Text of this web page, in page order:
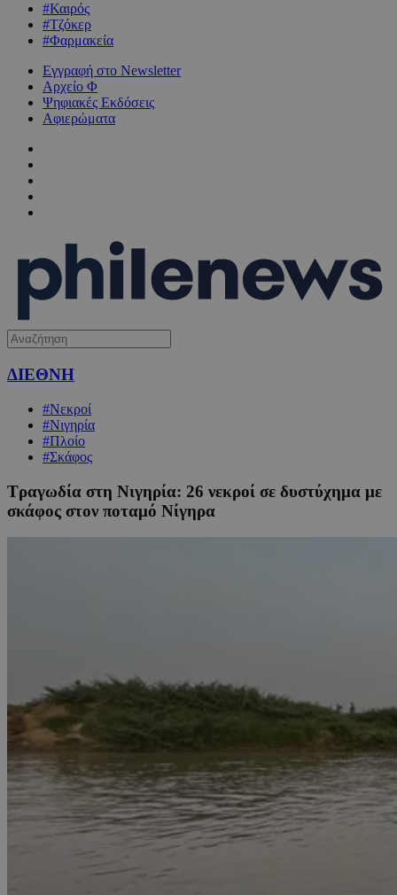
#Καιρός
#Τζόκερ
#Φαρμακεία
Εγγραφή στο Newsletter
Αρχείο Φ
Ψηφιακές Εκδόσεις
Αφιερώματα
ΔΙΕΘΝΗ
#Νεκροί
#Νιγηρία
#Πλοίο
#Σκάφος
Tραγωδία στη Νιγηρία: 26 νεκροί σε δυστύχημα με
σκάφος στον ποταμό Νίγηρα